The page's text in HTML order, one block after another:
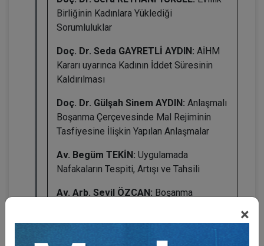
×
Birliğinin Kadınlara Yüklediği
Sorumluluklar
Doç. Dr. Seda GAYRETLİ AYDIN: AİHM
Kararı uyarınca Kadının İddet Süresinin
Kaldırılması
Doç. Dr. Gülşah Sinem AYDIN: Anlaşmalı
Boşanma Çerçevesinde Mal Rejiminin
Tasfiyesine İlişkin Yapılan Anlaşmalar
Av. Begüm TEKİN: Uygulamada
Nafakaların Tespiti, Artışı ve Tahsili
Av. Arb. Sevil ÖZCAN: Boşanma
Çerçevesinde Değerlendirilmesi